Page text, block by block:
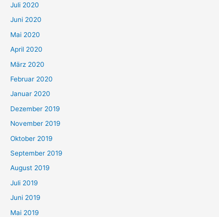
Juli 2020
Juni 2020
Mai 2020
April 2020
März 2020
Februar 2020
Januar 2020
Dezember 2019
November 2019
Oktober 2019
September 2019
August 2019
Juli 2019
Juni 2019
Mai 2019